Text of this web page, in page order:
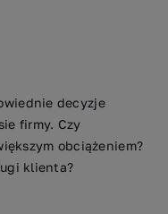
decyzje
firmy. Czy
obciążeniem?
klienta?